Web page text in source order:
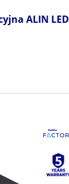
ALIN LED